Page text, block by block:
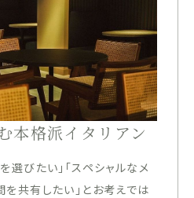
本格派イタリアン
を選びたい」「スペシャルなメ
共有したい」とお考えでは